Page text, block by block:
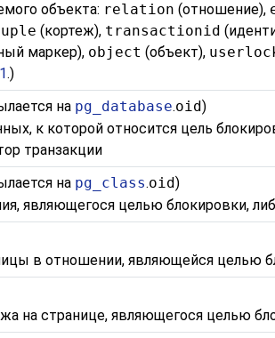
объекта: relation (отношение),
(кортеж), transactionid
маркер), object (объект),
.)
на pg_database.oid)
к которой относится цель
транзакции
на pg_class.oid)
являющегося целью блокировки,
в отношении, являющейся целью
на странице, являющегося целью